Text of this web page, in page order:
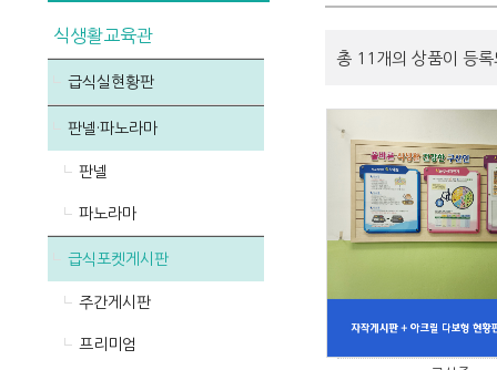
식생활교육관
급식실현황판
판넬·파노라마
판넬
파노라마
급식포켓게시판
주간게시판
프리미엄
총 11개의 상품이 등